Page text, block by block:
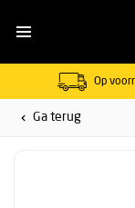
Op
Ga terug